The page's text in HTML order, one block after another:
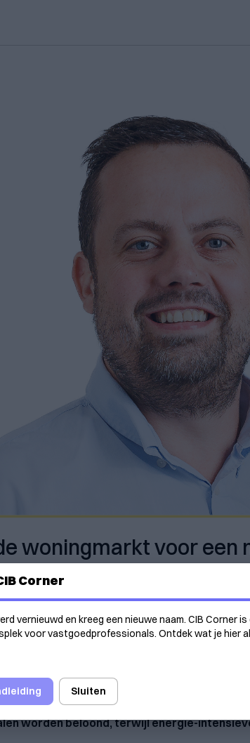
woningmarkt voor een
en het E-peil uit tot dé referenties voor
M-peil wil daar nu een extra dimensie
van productie en transport tot
worden beloond, terwijl energie-
Corner
vernieuwd en kreeg een nieuwe naam. CIB Corner
voor vastgoedprofessionals. Ontdek wat je hier
Sluiten